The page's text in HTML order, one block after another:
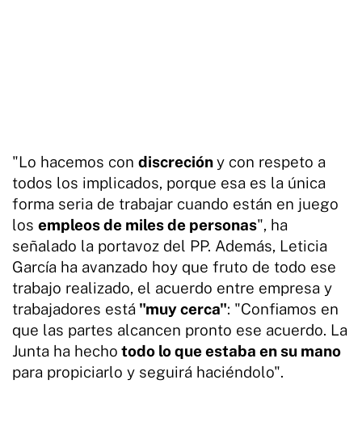
"Lo hacemos con discrecióny con respeto a
todos los implicados, porque esa es la única
forma seria de trabajar cuando están en juego
los empleos de miles de personas", ha
señalado la portavoz del PP. Además, Leticia
García ha avanzado hoy que fruto de todo ese
trabajo realizado, el acuerdo entre empresa y
trabajadores está "muy cerca": "Confiamos en
que las partes alcancen pronto ese acuerdo. La
Junta ha hecho todo lo que estaba en su mano
para propiciarlo y seguirá haciéndolo".